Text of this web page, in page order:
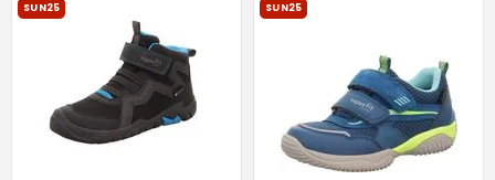
SUN25
SUN25